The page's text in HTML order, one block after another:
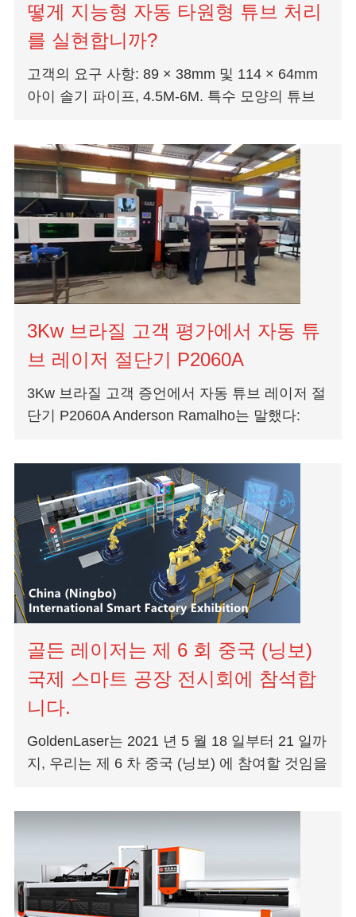
떻게 지능형 자동 타원형 튜브 처리
를 실현합니까?
고객의 요구 사항: 89 × 38mm 및 114 × 64mm
아이 솔기 파이프, 4.5M-6M. 특수 모양의 튜브
정확한 서보...
3Kw 브라질 고객 평가에서 자동 튜
브 레이저 절단기 P2060A
3Kw 브라질 고객 증언에서 자동 튜브 레이저 절
단기 P2060A Anderson Ramalho는 말했다:
업체-Wuhan Golden Laser Co., Ltd...
골든 레이저는 제 6 회 중국 (닝보)
국제 스마트 공장 전시회에 참석합
니다.
GoldenLaser는 2021 년 5 월 18 일부터 21 일까
지, 우리는 제 6 차 중국 (닝보) 에 참여할 것임을
시회 및 제 17 회 중국 금형 자본 박람회 (닝보